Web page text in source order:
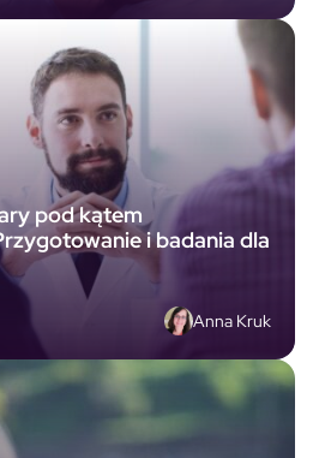
pod kątem
i badania dla
Anna Kruk